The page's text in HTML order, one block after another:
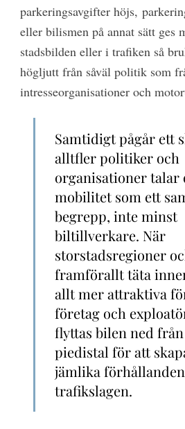
parkeringsavgifter höjs,
eller bilismen på annat sätt ges
stadsbilden eller i trafiken så
högljutt från såväl politik som
intresseorganisationer och
Samtidigt pågår ett
alltfler politiker och
organisationer talar
mobilitet som ett
begrepp, inte minst
biltillverkare. När
storstadsregioner
framförallt täta
allt mer attraktiva
företag och
flyttas bilen ned
piedistal för att
jämlika
trafikslagen.